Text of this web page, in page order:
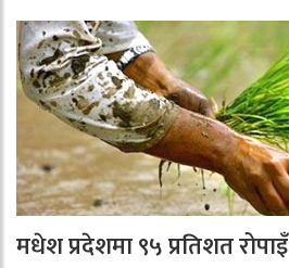
मधेश प्रदेशमा ९५ प्रतिशत रोपाइँ